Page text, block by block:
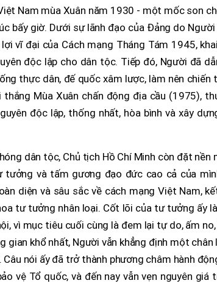
Nam mùa Xuân năm 1930 - một mốc son
bấy giờ. Dưới sự lãnh đạo của Đảng do Người
vĩ đại của Cách mạng Tháng Tám 1945,
độc lập cho dân tộc. Tiếp đó, Người đã
thực dân, đế quốc xâm lược, làm nên chiến
Mùa Xuân chấn động địa cầu (1975),
độc lập, thống nhất, hòa bình và xây
dân tộc, Chủ tịch Hồ Chí Minh còn đặt nền
và tấm gương đạo đức cao cả của
diện và sâu sắc về cách mạng Việt Nam,
tư tưởng nhân loại. Cốt lõi của tư tưởng ấy
vì mục tiêu cuối cùng là đem lại tự do, ấm no,
gian khổ nhất, Người vẫn khẳng định một chân
nói ấy đã trở thành phương châm hành
vệ Tổ quốc, và đến nay vẫn vẹn nguyên giá